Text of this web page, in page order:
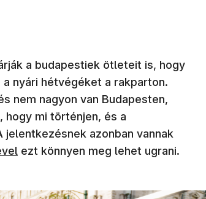
a budapestiek ötleteit is, hogy
nyári hétvégéket a rakparton.
nem nagyon van Budapesten,
hogy mi történjen, és a
azonban vannak
ezt könnyen meg lehet ugrani.